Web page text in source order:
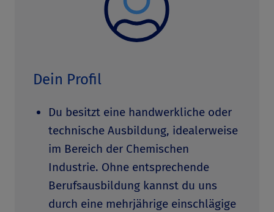
Dein Profil
Du besitzt eine handwerkliche oder
technische Ausbildung, idealerweise
im Bereich der Chemischen
Industrie. Ohne entsprechende
Berufsausbildung kannst du uns
durch eine mehrjährige einschlägige